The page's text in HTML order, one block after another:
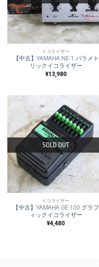
イコライザー
【中古】YAMAHA NE-1 パラメト
リックイコライザー
¥13,980
SOLD OUT
イコライザー
【中古】YAMAHA GE-100 グラフ
ィックイコライザー
¥4,480